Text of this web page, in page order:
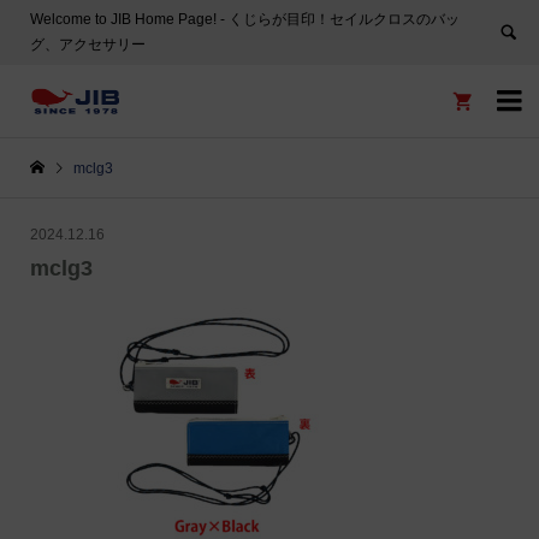
Welcome to JIB Home Page! ‐ くじらが目印！セイルクロスのバッ
グ、アクセサリー


mclg3
2024.12.16
mclg3